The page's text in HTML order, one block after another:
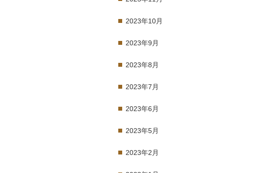
2023年10月
2023年9月
2023年8月
2023年7月
2023年6月
2023年5月
2023年2月